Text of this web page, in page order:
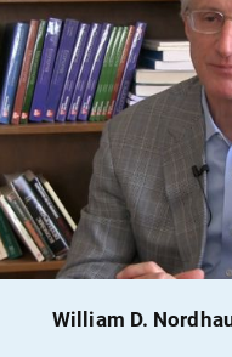
William D.